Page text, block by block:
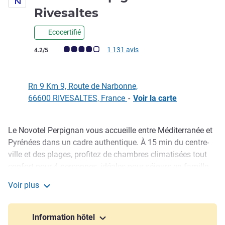
Rivesaltes
Ecocertifié
Note Avis clients (Note ALL)
4.2/5 1 131 avis
Rn 9 Km 9, Route de Narbonne,
66600 RIVESALTES, France - Voir la carte
Description
Le Novotel Perpignan vous accueille entre Méditerranée et
Pyrénées dans un cadre authentique. À 15 min du centre-
ville et des plages, profitez de chambres climatisées tout
et ses spécialités catalanes, pour une expérience
gourmande au cœur du sud de la France.
Découvrez Perpignan, ville de Dali et centre du monde, et
Voir plus
Information hôtel